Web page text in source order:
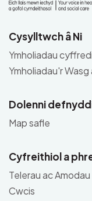
Cysylltwch â Ni
Ymholiadau
Ymholiadau'r
Dolenni
Map safle
Cyfreithiol a
Telerau ac Amodau
Cwcis